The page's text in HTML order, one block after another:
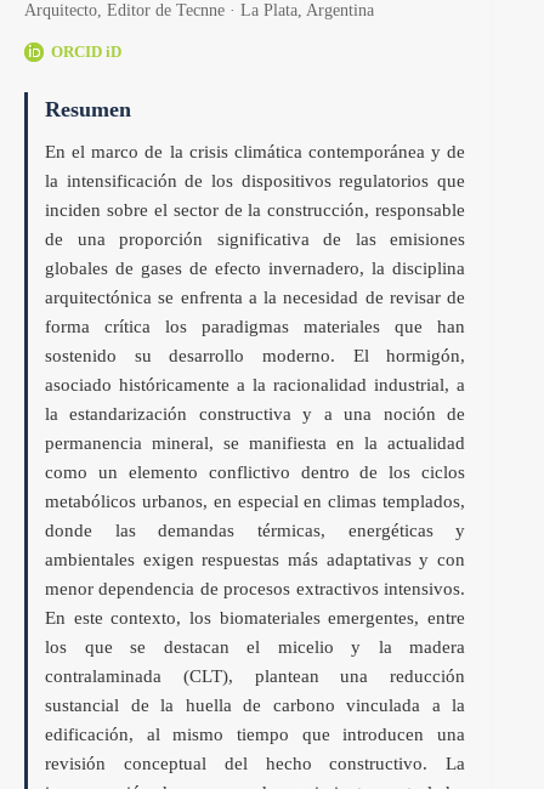
Arquitecto, Editor de Tecnne · La Plata, Argentina
ORCID iD
Resumen
En el marco de la crisis climática contemporánea y de
la intensificación de los dispositivos regulatorios que
inciden sobre el sector de la construcción, responsable
de una proporción significativa de las emisiones
globales de gases de efecto invernadero, la disciplina
arquitectónica se enfrenta a la necesidad de revisar de
forma crítica los paradigmas materiales que han
sostenido su desarrollo moderno. El hormigón,
asociado históricamente a la racionalidad industrial, a
la estandarización constructiva y a una noción de
permanencia mineral, se manifiesta en la actualidad
como un elemento conflictivo dentro de los ciclos
metabólicos urbanos, en especial en climas templados,
donde las demandas térmicas, energéticas y
ambientales exigen respuestas más adaptativas y con
menor dependencia de procesos extractivos intensivos.
En este contexto, los biomateriales emergentes, entre
los que se destacan el micelio y la madera
contralaminada (CLT), plantean una reducción
sustancial de la huella de carbono vinculada a la
edificación, al mismo tiempo que introducen una
revisión conceptual del hecho constructivo. La